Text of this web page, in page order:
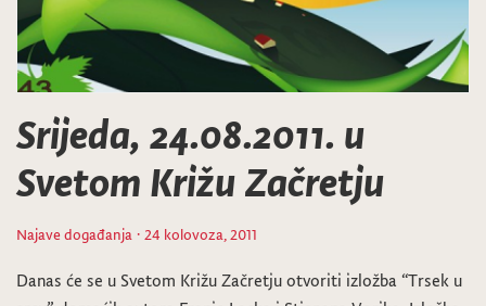
Srijeda, 24.08.2011. u
Svetom Križu Začretju
Najave događanja · 24 kolovoza, 2011
Danas će se u Svetom Križu Začretju otvoriti izložba “Trsek u